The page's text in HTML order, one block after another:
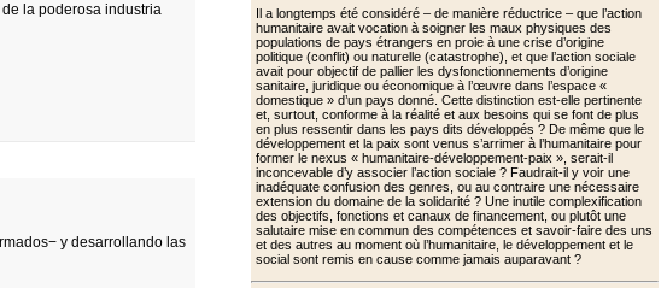
Il a longtemps été considéré – de manière réductrice – que l’action
humanitaire avait vocation à soigner les maux physiques des
populations de pays étrangers en proie à une crise d’origine
politique (conflit) ou naturelle (catastrophe), et que l’action sociale
avait pour objectif de pallier les dys­fonctionnements d’origine
sanitaire, juridique ou économique à l’œuvre dans l’espace «
domestique » d’un pays donné. Cette distinction est-elle pertinente
et, surtout, conforme à la réalité et aux besoins qui se font de plus
en plus ressentir dans les pays dits développés ? De même que le
dévelop­pement et la paix sont venus s’arrimer à l’humanitaire pour
former le nexus « humanitaire-développement-paix », serait-il
inconcevable d’y associer l’ac­tion sociale ? Faudrait-il y voir une
ina­déquate confusion des genres, ou au contraire une nécessaire
extension du domaine de la solidarité ? Une inutile complexification
des objectifs, fonc­tions et canaux de financement, ou plu­tôt une
salutaire mise en commun des compétences et savoir-faire des uns
et des autres au moment où l’humanitaire, le développement et le
social sont remis en cause comme jamais auparavant ?
la poderosa industria
y desarrollando las